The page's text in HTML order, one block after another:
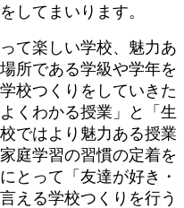
してまいります。
て楽しい学校、魅力あ
所である学級や学年を
校つくりをしていきた
くわかる授業」と「生
ではより魅力ある授業
庭学習の習慣の定着を
とって「友達が好き・
える学校つくりを行う